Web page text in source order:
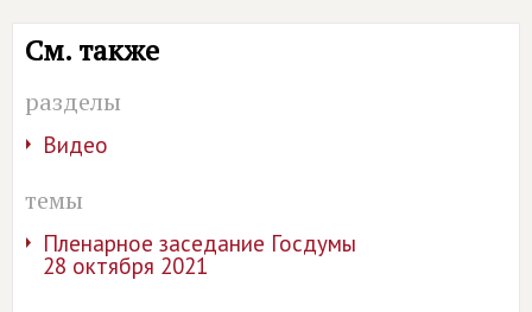
См. также
разделы
Видео
темы
Пленарное заседание Госдумы
28 октября 2021